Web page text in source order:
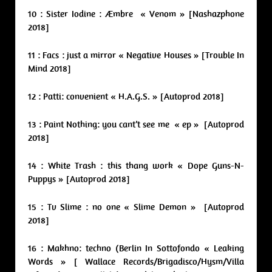
10 : Sister Iodine : Æmbre « Venom » [Nashazphone
2018]
11 : Facs : just a mirror « Negative Houses » [Trouble In
Mind 2018]
12 : Patti: convenient « H.A.G.S. » [Autoprod 2018]
13 : Paint Nothing: you cant’t see me « ep » [Autoprod
2018]
14 : White Trash : this thang work « Dope Guns-N-
Puppys » [Autoprod 2018]
15 : Tv Slime : no one « Slime Demon » [Autoprod
2018]
16 : Makhno: techno (Berlin In Sottofondo « Leaking
Words » [ Wallace Records/Brigadisco/Hysm/Villa